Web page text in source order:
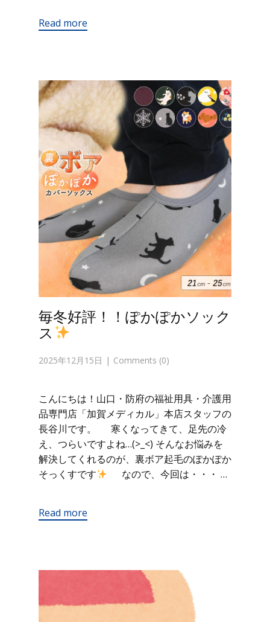
Read more
毎冬好評！！ぽかぽかソック
ス
2025年12月15日 Comments (0)
こんにちは！山口・防府の福祉用具・介護用
品専門店「加賀メディカル」本店スタッフの
長谷川です。 寒くなってきて、足先の冷
え、つらいですよね…(>_<) そんなお悩みを
解決してくれるのが、裏ボア起毛のぽかぽか
そっくすです
なので、今回は・・・ …
Read more